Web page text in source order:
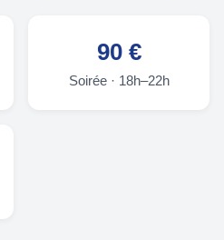
90 €
Soirée · 18h–22h